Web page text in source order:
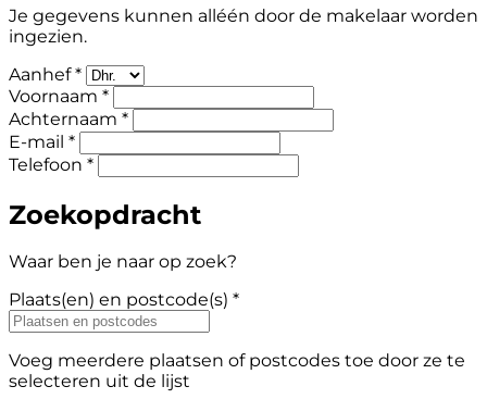
Je gegevens kunnen alléén door de makelaar worden
ingezien.
Aanhef *
Voornaam *
Achternaam *
E-mail *
Telefoon *
Zoekopdracht
Waar ben je naar op zoek?
Plaats(en) en postcode(s) *
Voeg meerdere plaatsen of postcodes toe door ze te
selecteren uit de lijst